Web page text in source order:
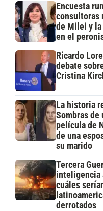
Encuesta
consultoras
de Milei y
en el
Ricardo
debate
Cristina
La historia
Sombras de
película de
de una
su marido
Tercera
inteligencia
cuáles
derrotados